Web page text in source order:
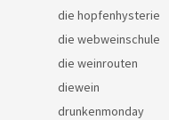
die hopfenhysterie
die webweinschule
die weinrouten
diewein
drunkenmonday